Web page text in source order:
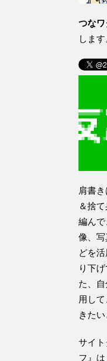
つなワ
しま
肩書
＆捨
編ん
像、
どを
り下
た、
用し
きたい
サイ
フ』